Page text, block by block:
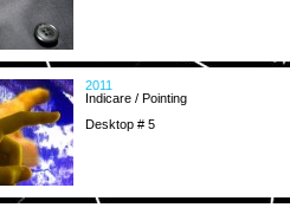
2011
Indicare / Pointing
Desktop # 5